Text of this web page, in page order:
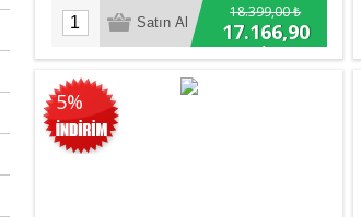
18.399,00 ₺
17.166,90
₺
5%